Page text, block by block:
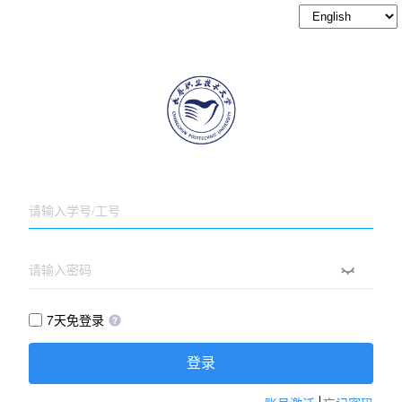
7天免登录
登录